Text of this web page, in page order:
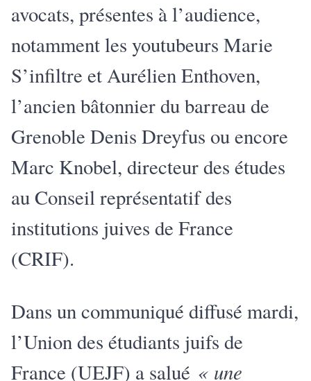
avocats, présentes à l’audience,
notamment les youtubeurs Marie
S’infiltre et Aurélien Enthoven,
l’ancien bâtonnier du barreau de
Grenoble Denis Dreyfus ou encore
Marc Knobel, directeur des études
au Conseil représentatif des
institutions juives de France
(CRIF).
Dans un communiqué diffusé mardi,
l’Union des étudiants juifs de
France (UEJF) a salué « une